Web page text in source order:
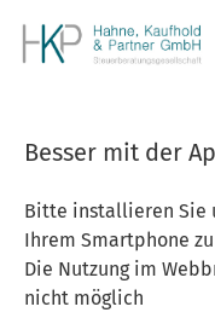
Besser mit der
Bitte installieren Sie
Ihrem Smartphone
Die Nutzung im
nicht möglich